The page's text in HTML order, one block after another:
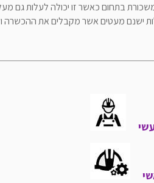
ישנם מעטים אשר מקבלים את ההכשרה